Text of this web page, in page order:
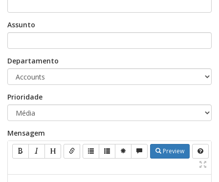
Assunto
Departamento
Prioridade
Mensagem
Preview